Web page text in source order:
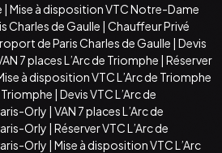
| Mise à disposition VTC Notre-Dame
Charles de Gaulle | Chauffeur Privé
de Paris Charles de Gaulle | Devis
7 places L’Arc de Triomphe | Réserver
à disposition VTC L’Arc de Triomphe
Triomphe | Devis VTC L’Arc de
Orly | VAN 7 places L’Arc de
Orly | Réserver VTC L’Arc de
Orly | Mise à disposition VTC L’Arc